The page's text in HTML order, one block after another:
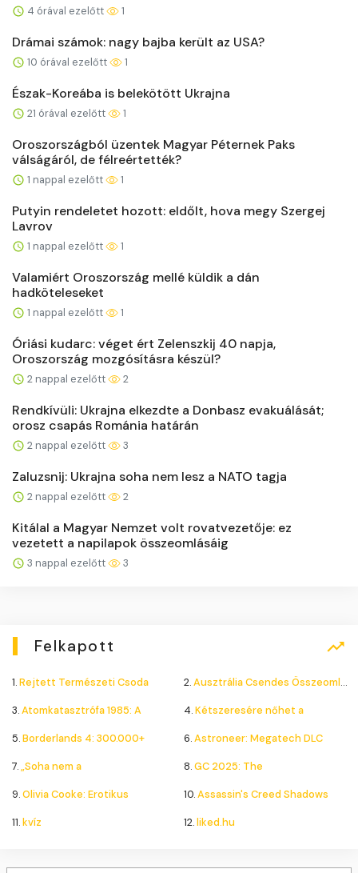
4 órával ezelőtt 1
Drámai számok: nagy bajba került az USA?
10 órával ezelőtt 1
Észak-Koreába is belekötött Ukrajna
21 órával ezelőtt 1
Oroszországból üzentek Magyar Péternek Paks
válságáról, de félreértették?
1 nappal ezelőtt 1
Putyin rendeletet hozott: eldőlt, hova megy Szergej
Lavrov
1 nappal ezelőtt 1
Valamiért Oroszország mellé küldik a dán
hadköteleseket
1 nappal ezelőtt 1
Óriási kudarc: véget ért Zelenszkij 40 napja,
Oroszország mozgósításra készül?
2 nappal ezelőtt 2
Rendkívüli: Ukrajna elkezdte a Donbasz evakuálását;
orosz csapás Románia határán
2 nappal ezelőtt 3
Zaluzsnij: Ukrajna soha nem lesz a NATO tagja
2 nappal ezelőtt 2
Kitálal a Magyar Nemzet volt rovatvezetője: ez
vezetett a napilapok összeomlásáig
3 nappal ezelőtt 3
Felkapott
1.Rejtett Természeti Csoda 2.Ausztrália Csendes Összeomlása
3.Atomkatasztrófa 1985: A 4.Kétszeresére nőhet a
5.Borderlands 4: 300.000+ 6.Astroneer: Megatech DLC
7.„Soha nem a 8.GC 2025: The
9.Olivia Cooke: Erotikus 10.Assassin's Creed Shadows
11.kvíz 12.liked.hu